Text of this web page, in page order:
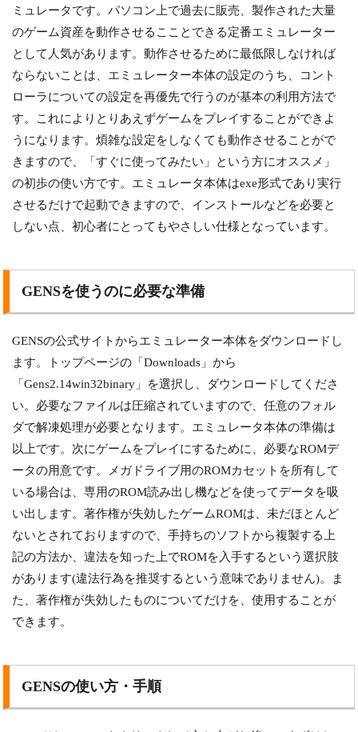
ミュレータです。パソコン上で過去に販売、製作された大量
のゲーム資産を動作させるこことできる定番エミュレーター
として人気があります。動作させるために最低限しなければ
ならないことは、エミュレーター本体の設定のうち、コント
ローラについての設定を再優先で行うのが基本の利用方法で
す。これによりとりあえずゲームをプレイすることができよ
うになります。煩雑な設定をしなくても動作させることがで
きますので、「すぐに使ってみたい」という方にオススメ」
の初歩の使い方です。エミュレータ本体はexe形式であり実行
させるだけで起動できますので、インストールなどを必要と
しない点、初心者にとってもやさしい仕様となっています。
GENSを使うのに必要な準備
GENSの公式サイトからエミュレーター本体をダウンロードし
ます。トップページの「Downloads」から
「Gens2.14win32binary」を選択し、ダウンロードしてくださ
い。必要なファイルは圧縮されていますので、任意のフォル
ダで解凍処理が必要となります。エミュレータ本体の準備は
以上です。次にゲームをプレイにするために、必要なROMデ
ータの用意です。メガドライブ用のROMカセットを所有して
いる場合は、専用のROM読み出し機などを使ってデータを吸
い出します。著作権が失効したゲームROMは、未だほとんど
ないとされておりますので、手持ちのソフトから複製する上
記の方法か、違法を知った上でROMを入手するという選択肢
があります(違法行為を推奨するという意味でありません)。ま
た、著作権が失効したものについてだけを、使用することが
できます。
GENSの使い方・手順